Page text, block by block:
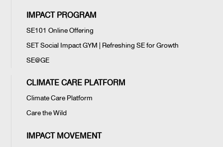
IMPACT PROGRAM
SE101 Online Offering
SET Social Impact GYM | Refreshing SE for Growth
SE@GE
CLIMATE CARE PLATFORM
Climate Care Platform
Care the Wild
IMPACT MOVEMENT